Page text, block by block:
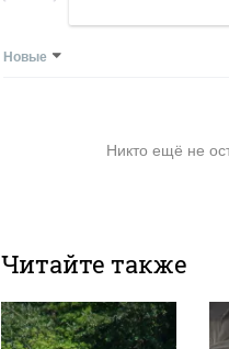
Новые
Никто ещё не
Читайте также